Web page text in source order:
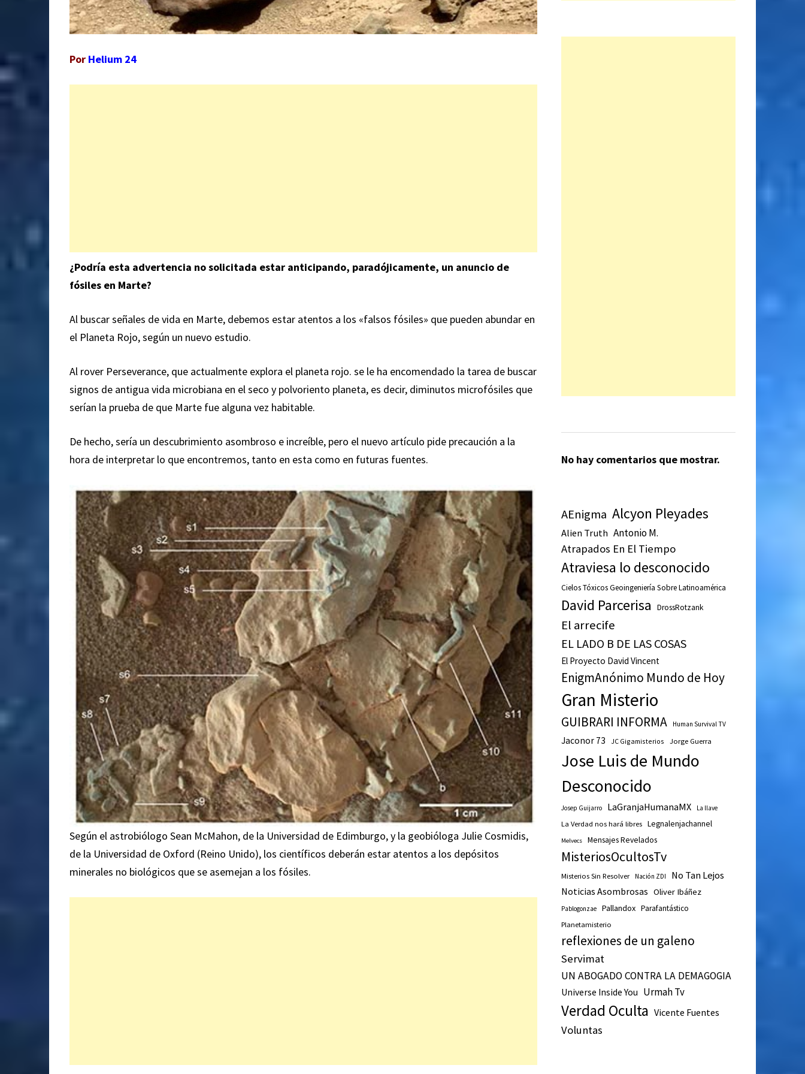
Por Helium 24
¿Podría esta advertencia no solicitada estar anticipando, paradójicamente, un anuncio de
fósiles en Marte?
Al buscar señales de vida en Marte, debemos estar atentos a los «falsos fósiles» que pueden abundar en
el Planeta Rojo, según un nuevo estudio.
Al rover Perseverance, que actualmente explora el planeta rojo. se le ha encomendado la tarea de buscar
signos de antigua vida microbiana en el seco y polvoriento planeta, es decir, diminutos microfósiles que
serían la prueba de que Marte fue alguna vez habitable.
De hecho, sería un descubrimiento asombroso e increíble, pero el nuevo artículo pide precaución a la
hora de interpretar lo que encontremos, tanto en esta como en futuras fuentes.
Según el astrobiólogo Sean McMahon, de la Universidad de Edimburgo, y la geobióloga Julie Cosmidis,
de la Universidad de Oxford (Reino Unido), los científicos deberán estar atentos a los depósitos
minerales no biológicos que se asemejan a los fósiles.
No hay comentarios que mostrar.
AEnigma Alcyon Pleyades
Alien Truth Antonio M.
Atrapados En El Tiempo
Atraviesa lo desconocido
Cielos Tóxicos Geoingeniería Sobre Latinoamérica
David Parcerisa DrossRotzank
El arrecife
EL LADO B DE LAS COSAS
El Proyecto David Vincent
EnigmAnónimo Mundo de Hoy
Gran Misterio
GUIBRARI INFORMA Human Survival TV
Jaconor 73 JC Gigamisterios Jorge Guerra
Jose Luis de Mundo
Desconocido
Josep Guijarro LaGranjaHumanaMX La llave
La Verdad nos hará libres Legnalenjachannel
Melvecs Mensajes Revelados
MisteriosOcultosTv
Misterios Sin Resolver Nación ZDI No Tan Lejos
Noticias Asombrosas Oliver Ibáñez
Pablogonzae Pallandox Parafantástico
Planetamisterio
reflexiones de un galeno
Servimat
UN ABOGADO CONTRA LA DEMAGOGIA
Universe Inside You Urmah Tv
Verdad Oculta Vicente Fuentes
Voluntas